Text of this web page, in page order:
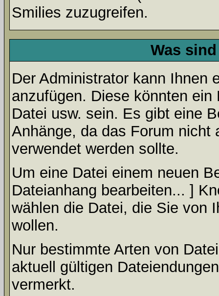
Smilies zuzugreifen.
Was
Der Administrator kann Ihnen
anzufügen. Diese könnten
Datei usw. sein. Es gibt eine
Anhänge, da das Forum nicht
verwendet werden sollte.
Um eine Datei einem neuen
Dateianhang bearbeiten... ]
wählen die Datei, die Sie von
wollen.
Nur bestimmte Arten von
aktuell gültigen
vermerkt.